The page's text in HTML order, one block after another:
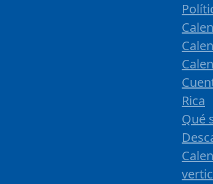
Rica
Qué